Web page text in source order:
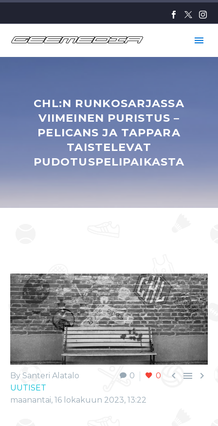
CHL:N RUNKOSARJASSA
VIIMEINEN PURISTUS –
PELICANS JA TAPPARA
TAISTELEVAT
PUDOTUSPELIPAIKASTA
0 0   
By Santeri Alatalo
UUTISET
maanantai, 16 lokakuun 2023, 13:22